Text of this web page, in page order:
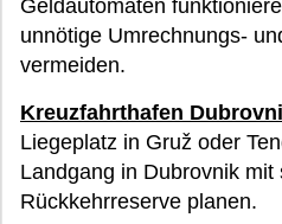
Geldautomaten
unnötige Umrechnungs-
vermeiden.
Kreuzfahrthafen
Liegeplatz in Gruž oder
Landgang in Dubrovnik mit
Rückkehrreserve planen.